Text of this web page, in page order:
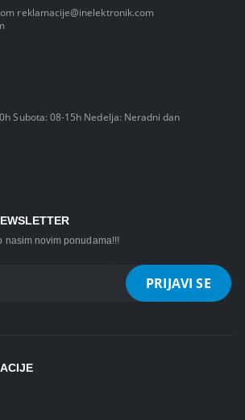
reklamacije@inelektronik.com
Subota: 08-15h Nedelja: Neradni dan
nasim novim ponudama!!!